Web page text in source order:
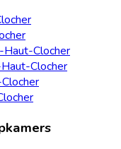
Clocher
Clocher